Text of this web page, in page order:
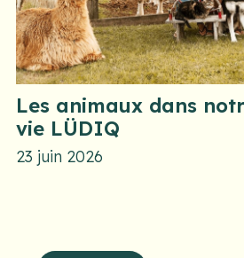
Les animaux dans
vie LÜDIQ
23 juin 2026